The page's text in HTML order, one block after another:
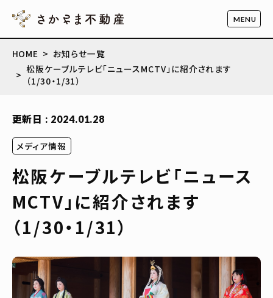
HOME
お知らせ一覧
松阪ケーブルテレビ「ニュースMCTV」に紹介されます
（1/30・1/31）
更新日 : 2024.01.28
メディア情報
松阪ケーブルテレビ「ニュース
MCTV」に紹介されます
（1/30・1/31）